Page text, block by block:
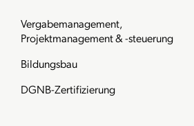
Vergabemanagement,
Projektmanagement & -steuerung
Bildungsbau
DGNB-Zertifizierung